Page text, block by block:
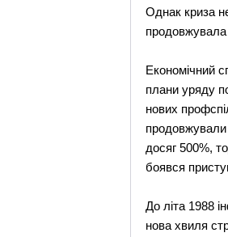
Однак криза
продовжувала
Економічний
плани уряду
нових
продовжували
досяг 500%,
боявся
До літа 1988
нова хвиля